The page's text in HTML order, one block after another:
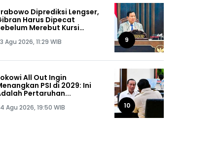
Diprediksi Lengser,
Harus Dipecat
Merebut Kursi
Agu 2026, 11:29 WIB 9
All Out Ingin
PSI di 2029: Ini
Pertaruhan...
Agu 2026, 19:50 WIB 10